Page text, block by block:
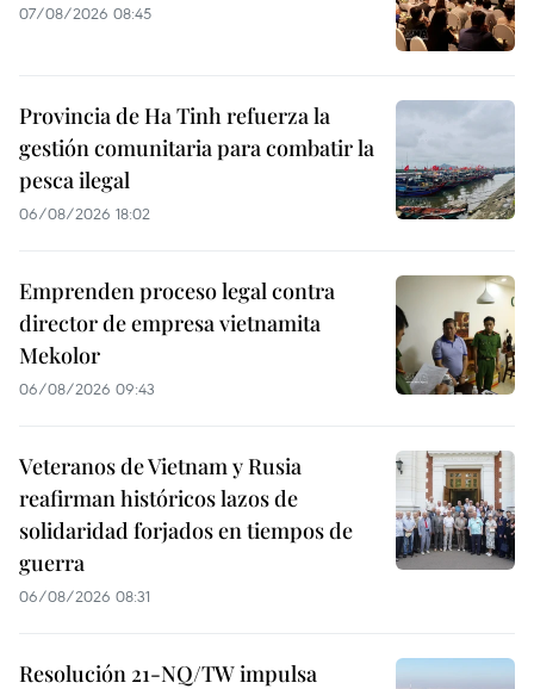
07/08/2026 08:45
Provincia de Ha Tinh refuerza la
gestión comunitaria para combatir la
pesca ilegal
06/08/2026 18:02
Emprenden proceso legal contra
director de empresa vietnamita
Mekolor
06/08/2026 09:43
Veteranos de Vietnam y Rusia
reafirman históricos lazos de
solidaridad forjados en tiempos de
guerra
06/08/2026 08:31
Resolución 21-NQ/TW impulsa